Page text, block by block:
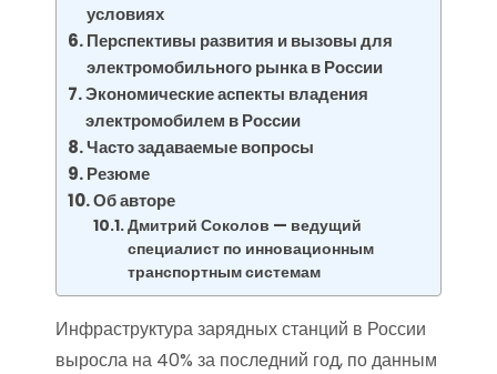
условиях
Перспективы развития и вызовы для
электромобильного рынка в России
Экономические аспекты владения
электромобилем в России
Часто задаваемые вопросы
Резюме
Об авторе
Дмитрий Соколов — ведущий
специалист по инновационным
транспортным системам
Инфраструктура зарядных станций в России
выросла на 40% за последний год, по данным